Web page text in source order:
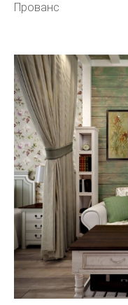
Прованс